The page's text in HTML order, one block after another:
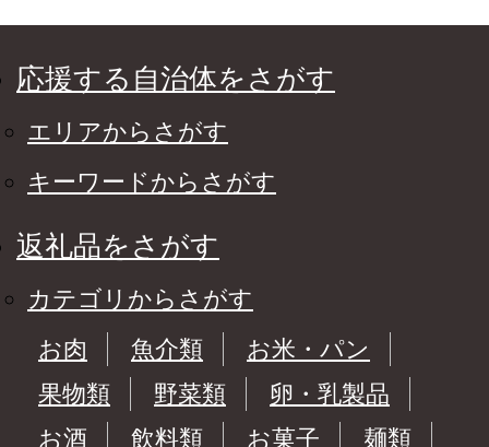
応援する自治体をさがす
エリアからさがす
キーワードからさがす
返礼品をさがす
カテゴリからさがす
お肉
魚介類
お米・パン
果物類
野菜類
卵・乳製品
お酒
飲料類 お菓子
麺類